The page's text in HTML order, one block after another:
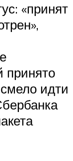
«принят
принято
идти